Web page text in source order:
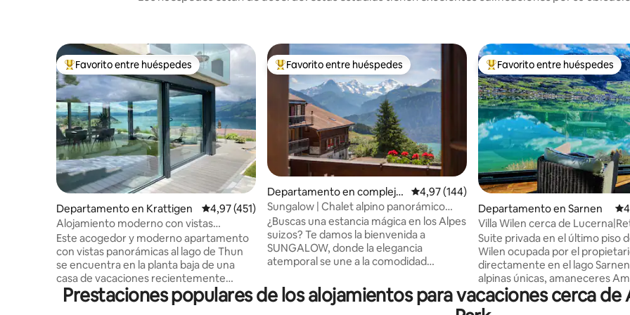
Favorito entre los huéspedes más destacados
Favorito entre huéspedes
Departamento en Krattigen Calificación promedio: 4,97 de 5. 451 evaluaciones
4,97 (451)
Alojamiento moderno con vistas
panorámicas al lago de Thun
Este acogedor y moderno apartamento
con vistas panorámicas al lago de Thun
se encuentra en la planta baja de una
casa de vacaciones recientemente
renovada. Se encuentra en una zona
tranquila del pueblo y es el punto de
Favorito entre los huéspedes más destacados
Favorito entre huéspedes
Departamento en complejo
residencial en Beatenberg
Calificación promedio: 4,97 de 5. 144
4,97 (144)
Sungalow | Chalet alpino panorámico
vintage-chic
¿Buscas una estancia mágica en los Alpes
suizos? Te damos la bienvenida a
SUNGALOW, donde la elegancia
atemporal se une a la comodidad
disfruta de una cocina gourmet
totalmente equipada, elegantes
Favorito entre los huéspedes
Favorito entre huéspedes
Departamento en Sarnen
Villa Wilen cerca de
lujo frente al lago
Suite privada en el último piso
Wilen ocupada por el
directamente en el lago
alpinas únicas, amaneceres
dormitorio con home cinema,
panorámico, cocina grande y
Prestaciones populares de los alojamientos para vacaciones cerca de